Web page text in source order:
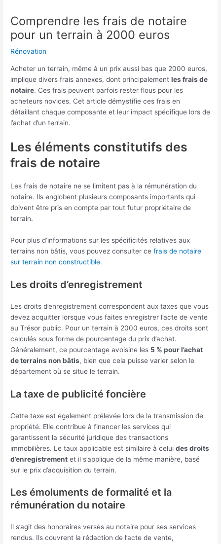
Comprendre les frais de notaire
pour un terrain à 2000 euros
Rénovation
Acheter un terrain, même à un prix aussi bas que 2000 euros,
implique divers frais annexes, dont principalementles frais de
notaire. Ces frais peuvent parfois rester flous pour les
acheteurs novices. Cet article démystifie ces frais en
détaillant chaque composante et leur impact spécifique lors de
l’achat d’un terrain.
Les éléments constitutifs des
frais de notaire
Les frais de notaire ne se limitent pas à la rémunération du
notaire. Ils englobent plusieurs composants importants qui
doivent être pris en compte par tout futur propriétaire de
terrain.
Pour plus d’informations sur les spécificités relatives aux
terrains non bâtis, vous pouvez consulter cefrais de notaire
sur terrain non constructible.
Les droits d’enregistrement
Les droits d’enregistrement correspondent aux taxes que vous
devez acquitter lorsque vous faites enregistrer l’acte de vente
au Trésor public. Pour un terrain à 2000 euros, ces droits sont
calculés sous forme de pourcentage du prix d’achat.
Généralement, ce pourcentage avoisine les 5 % pour l’achat
de terrains non bâtis, bien que cela puisse varier selon le
département où se situe le terrain.
La taxe de publicité foncière
Cette taxe est également prélevée lors de la transmission de
propriété. Elle contribue à financer les services qui
garantissent la sécurité juridique des transactions
immobilières. Le taux applicable est similaire à celuides droits
d’enregistrement et il s’applique de la même manière, basé
sur le prix d’acquisition du terrain.
Les émoluments de formalité et la
rémunération du notaire
Il s’agit des honoraires versés au notaire pour ses services
rendus. Ils couvrent la rédaction de l’acte de vente,